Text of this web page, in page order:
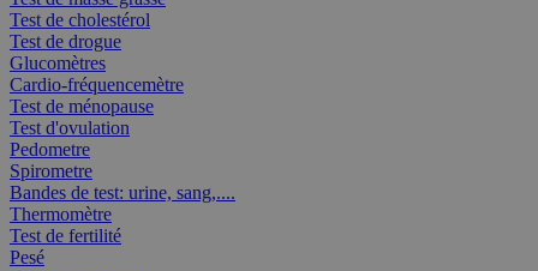
Test de cholestérol
Test de drogue
Glucomètres
Cardio-fréquencemètre
Test de ménopause
Test d'ovulation
Pedometre
Spirometre
Bandes de test: urine, sang,....
Thermomètre
Test de fertilité
Pesé